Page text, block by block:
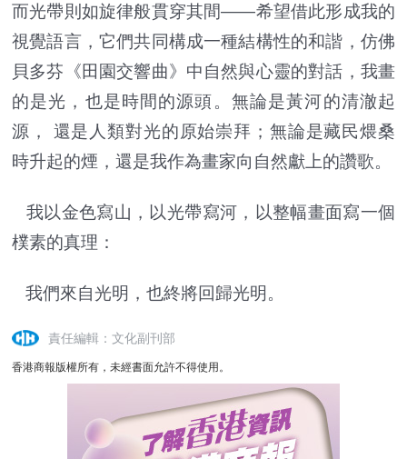
而光帶則如旋律般貫穿其間——希望借此形成我的
視覺語言，它們共同構成一種結構性的和諧，仿佛
貝多芬《田園交響曲》中自然與心靈的對話，我畫
的是光，也是時間的源頭。無論是黃河的清澈起
源， 還是人類對光的原始崇拜；無論是藏民煨桑
時升起的煙，還是我作為畫家向自然獻上的讚歌。
我以金色寫山，以光帶寫河，以整幅畫面寫一個
樸素的真理：
我們來自光明，也終將回歸光明。
責任編輯：文化副刊部
香港商報版權所有，未經書面允許不得使用。